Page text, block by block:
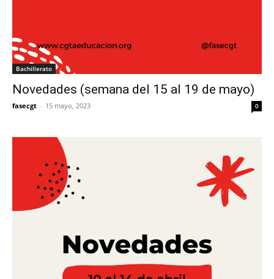
Bachillerato
Novedades (semana del 15 al 19 de mayo)
fasecgt - 15 mayo, 2023 0